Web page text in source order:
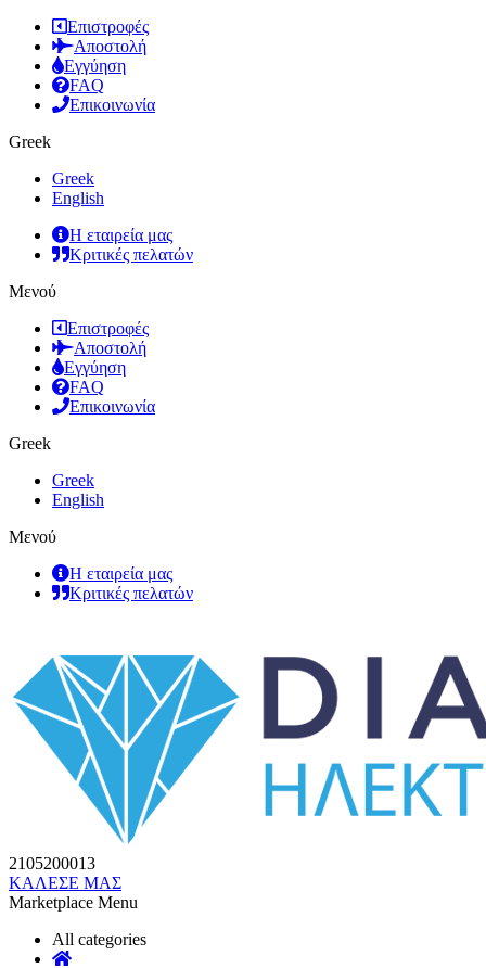
Επιστροφές
Αποστολή
Εγγύηση
FAQ
Επικοινωνία
Greek
Greek
English
Η εταιρεία μας
Κριτικές πελατών
Μενού
Επιστροφές
Αποστολή
Εγγύηση
FAQ
Επικοινωνία
Greek
Greek
English
Μενού
Η εταιρεία μας
Κριτικές πελατών
2105200013
ΚΑΛΕΣΕ ΜΑΣ
Marketplace Menu
All categories